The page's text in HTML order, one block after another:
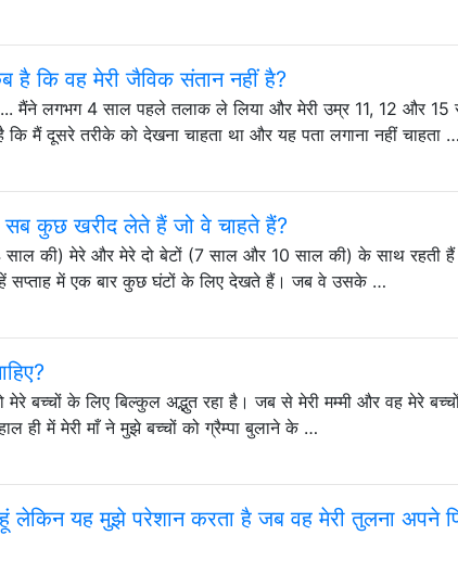
है कि वह मेरी जैविक संतान नहीं है?
मैंने लगभग 4 साल पहले तलाक ले लिया और मेरी उम्र 11, 12 और 15
मैं दूसरे तरीके को देखना चाहता था और यह पता लगाना नहीं चाहता …
सब कुछ खरीद लेते हैं जो वे चाहते हैं?
साल की) मेरे और मेरे दो बेटों (7 साल और 10 साल की) के साथ रहती
सप्ताह में एक बार कुछ घंटों के लिए देखते हैं। जब वे उसके …
मेरे बच्चों के लिए बिल्कुल अद्भुत रहा है। जब से मेरी मम्मी और वह मेरे
ही में मेरी माँ ने मुझे बच्चों को ग्रैम्पा बुलाने के …
लेकिन यह मुझे परेशान करता है जब वह मेरी तुलना अपने